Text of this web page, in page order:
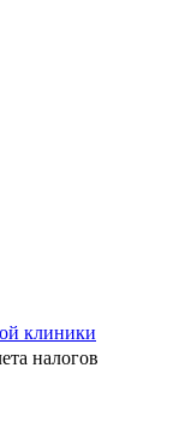
клиники
налогов